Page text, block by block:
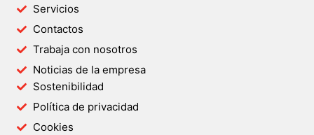
Servicios
Contactos
Trabaja con nosotros
Noticias de la empresa
Sostenibilidad
Política de privacidad
Cookies